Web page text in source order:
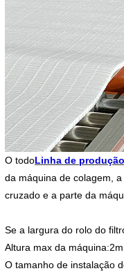
O todoLinha de
da máquina de colagem,
cruzado e a parte da
Se a largura do rolo do
Altura max da máquina:2m
O tamanho de instalação